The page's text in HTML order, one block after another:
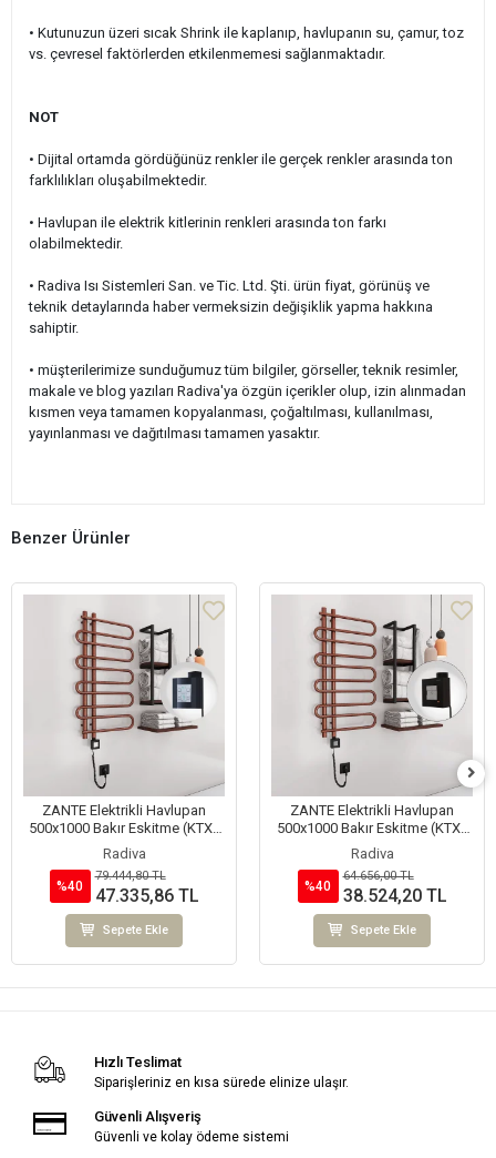
• Kutunuzun üzeri sıcak Shrink ile kaplanıp, havlupanın su, çamur, toz
vs. çevresel faktörlerden etkilenmemesi sağlanmaktadır.
NOT
• Dijital ortamda gördüğünüz renkler ile gerçek renkler arasında ton
farklılıkları oluşabilmektedir.
• Havlupan ile elektrik kitlerinin renkleri arasında ton farkı
olabilmektedir.
• Radiva Isı Sistemleri San. ve Tic. Ltd. Şti. ürün fiyat, görünüş ve
teknik detaylarında haber vermeksizin değişiklik yapma hakkına
sahiptir.
• müşterilerimize sunduğumuz tüm bilgiler, görseller, teknik resimler,
makale ve blog yazıları Radiva'ya özgün içerikler olup, izin alınmadan
kısmen veya tamamen kopyalanması, çoğaltılması, kullanılması,
yayınlanması ve dağıtılması tamamen yasaktır.
Benzer Ürünler
ZANTE Elektrikli Havlupan
500x1000 Bakır Eskitme (KTX4
Termostat) 200W Spiral Kablolu
Radiva
%40
79.444,80 TL
47.335,86 TL
Sepete Ekle
ZANTE Elektrikli Havlupan
500x1000 Bakır Eskitme (KTX1
Termostat) 200W Spiral Kablolu
Radiva
%40
64.656,00 TL
38.524,20 TL
Sepete Ekle
Hızlı Teslimat
Siparişleriniz en kısa sürede elinize ulaşır.
Güvenli Alışveriş
Güvenli ve kolay ödeme sistemi